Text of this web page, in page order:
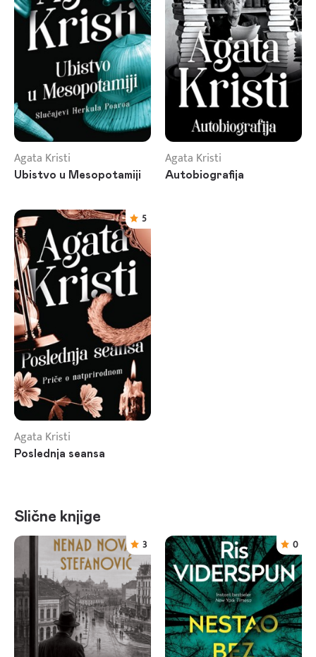
Agata Kristi
Ubistvo u Mesopotamiji
Agata Kristi
Autobiografija
5
Agata Kristi
Poslednja seansa
Slične knjige
3
0